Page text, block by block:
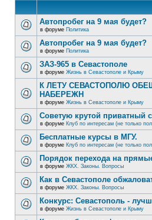
Автопробег на 9 мая будет?
в форуме Политика
Автопробег на 9 мая будет?
в форуме Политика
ЗАЗ-965 в Севастополе
в форуме Жизнь в Севастополе и Крыму
К ЛЕТУ СЕВАСТОПОЛЮ
НАБЕРЕЖН
в форуме Жизнь в Севастополе и Крыму
Советую крутой приватный
в форуме Клуб по интересам (не только
Бесплатные курсы в МГУ.
в форуме Клуб по интересам (не только
Порядок перехода на
в форуме ЖКХ. Законы. Вопросы
Как в Севастополе
в форуме ЖКХ. Законы. Вопросы
Конкурс: Севастополь -
в форуме Жизнь в Севастополе и Крыму